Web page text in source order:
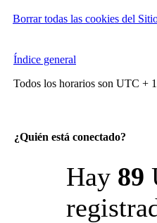
Borrar todas las cookies del
Índice general
Todos los horarios son UTC +
¿Quién está conectado?
Hay 89